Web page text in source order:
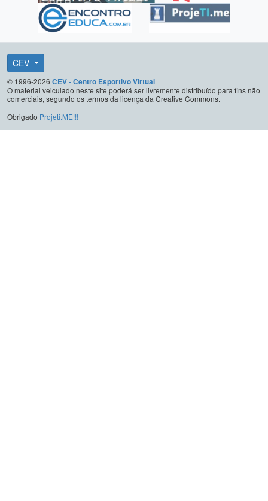
CEV
© 1996-2026 CEV - Centro Esportivo Virtual
O material veiculado neste site poderá ser livremente distribuído para fins não
comerciais, segundo os termos da licença da Creative Commons.
Obrigado Projeti.ME!!!